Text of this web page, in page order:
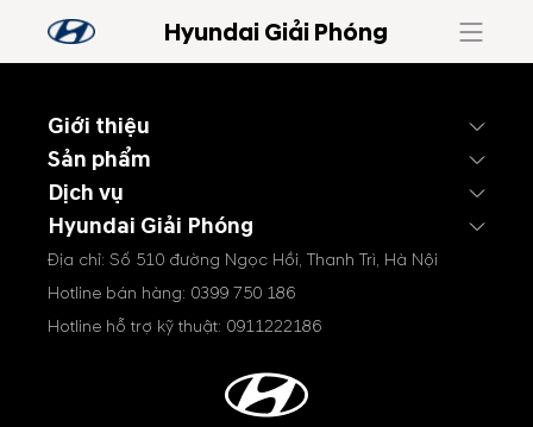
Hyundai Giải Phóng
Giới thiệu
Sản phẩm
Dịch vụ
Hyundai Giải Phóng
Địa chỉ: Số 510 đường Ngọc Hồi, Thanh Trì, Hà Nội
Hotline bán hàng: 0399 750 186
Hotline hỗ trợ kỹ thuật: 0911222186